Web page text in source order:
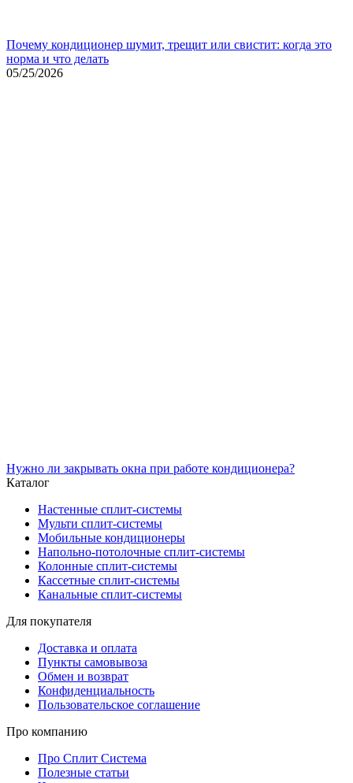
Почему кондиционер шумит, трещит или свистит: когда это
норма и что делать
05/25/2026
Нужно ли закрывать окна при работе кондиционера?
Каталог
Настенные сплит-системы
Мульти сплит-системы
Мобильные кондиционеры
Напольно-потолочные сплит-системы
Колонные сплит-системы
Кассетные сплит-системы
Канальные сплит-системы
Для покупателя
Доставка и оплата
Пункты самовывоза
Обмен и возврат
Конфиденциальность
Пользовательское соглашение
Про компанию
Про Сплит Система
Полезные статьи